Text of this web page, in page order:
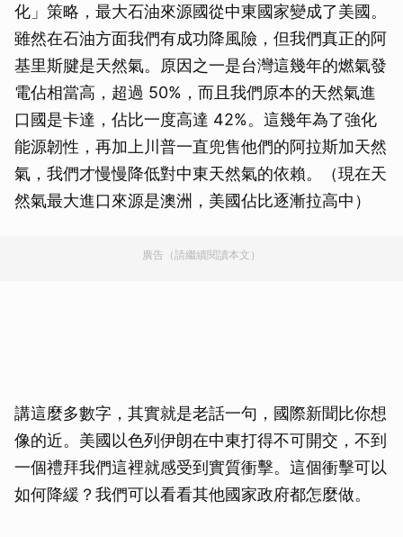
化」策略，最大石油來源國從中東國家變成了美國。
雖然在石油方面我們有成功降風險，但我們真正的阿
基里斯腱是天然氣。原因之一是台灣這幾年的燃氣發
電佔相當高，超過 50%，而且我們原本的天然氣進
口國是卡達，佔比一度高達 42%。這幾年為了強化
能源韌性，再加上川普一直兜售他們的阿拉斯加天然
氣，我們才慢慢降低對中東天然氣的依賴。（現在天
然氣最大進口來源是澳洲，美國佔比逐漸拉高中）
廣告（請繼續閱讀本文）
講這麼多數字，其實就是老話一句，國際新聞比你想
像的近。美國以色列伊朗在中東打得不可開交，不到
一個禮拜我們這裡就感受到實質衝擊。這個衝擊可以
如何降緩？我們可以看看其他國家政府都怎麼做。